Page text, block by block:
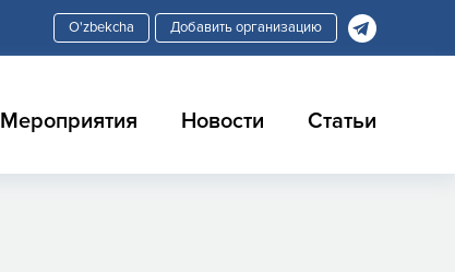
Добавить организацию
Мероприятия Новости Статьи